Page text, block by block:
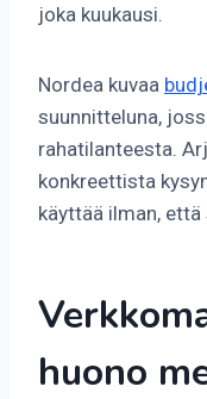
joka kuukausi.
Nordea kuvaa
suunnitteluna,
rahatilanteesta.
konkreettista
käyttää ilman,
huono